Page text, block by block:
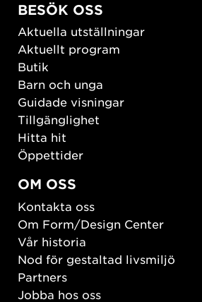
BESÖK OSS
Aktuella utställningar
Aktuellt program
Butik
Barn och unga
Guidade visningar
Tillgänglighet
Hitta hit
Öppettider
OM OSS
Kontakta oss
Om Form/Design Center
Vår historia
Nod för gestaltad livsmiljö
Partners
Jobba hos oss